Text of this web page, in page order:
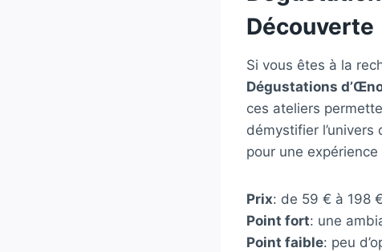
Découverte
Si vous êtes à la
Dégustations
ces ateliers
démystifier
pour une
Prix: de 59 € à 198
Point fort: une
Point faible: peu